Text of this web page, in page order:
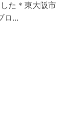
た＊東大阪市
ロ...